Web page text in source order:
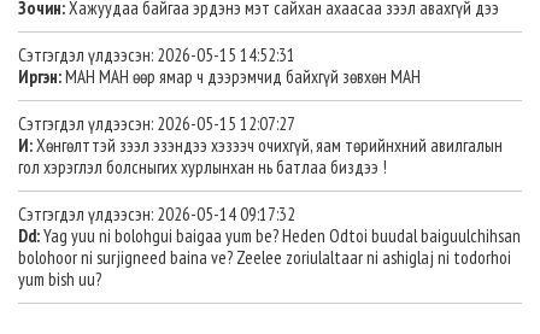
Зочин:Хажуудаа байгаа эрдэнэ мэт сайхан ахаасаа зээл авахгүй дээ
Сэтгэгдэл үлдээсэн: 2026-05-15 14:52:31
Иргэн:МАН МАН өөр ямар ч дээрэмчид байхгүй зөвхөн МАН
Сэтгэгдэл үлдээсэн: 2026-05-15 12:07:27
И:Хөнгөлттэй зээл эзэндээ хэзээч очихгүй, яам төрийнхний авилгалын
гол хэрэглэл болсныгих хурлынхан нь батлаа биздээ !
Сэтгэгдэл үлдээсэн: 2026-05-14 09:17:32
Dd:Yag yuu ni bolohgui baigaa yum be? Heden Odtoi buudal baiguulchihsan
bolohoor ni surjigneed baina ve? Zeelee zoriulaltaar ni ashiglaj ni todorhoi
yum bish uu?